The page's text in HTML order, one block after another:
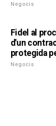
Negocis
Fidel al
d'un
protegida
Negocis